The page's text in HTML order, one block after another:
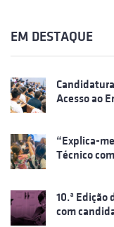
EM DESTAQUE
Acesso ao
“Explica-
Técnico
10.ª Edição
com